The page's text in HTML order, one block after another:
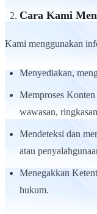
Cara Kami
Kami menggunakan
Menyediakan,
Memproses
wawasan,
Mendeteksi dan
atau
Menegakkan
hukum.